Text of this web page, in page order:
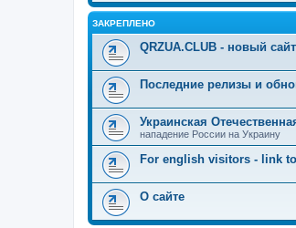
ЗАКРЕПЛЕНО
QRZUA.CLUB - новый
Последние релизы и
Украинская
нападение России на Украину
For english visitors - link
О сайте